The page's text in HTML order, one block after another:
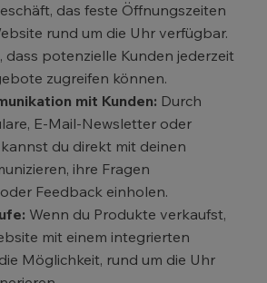
das feste Öffnungszeiten
rund um die Uhr verfügbar.
dass potenzielle Kunden jederzeit
zugreifen können.
mit Kunden: Durch
E-Mail-Newsletter oder
du direkt mit deinen
ihre Fragen
Feedback einholen.
Wenn du Produkte verkaufst,
mit einem integrierten
Möglichkeit, rund um die Uhr